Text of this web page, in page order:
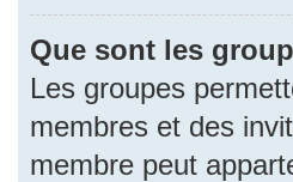
Que sont les
Les groupes
membres et des
membre peut